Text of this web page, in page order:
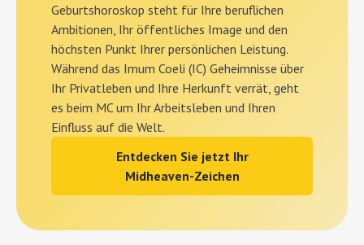
Geburtshoroskop steht für Ihre beruflichen
Ambitionen, Ihr öffentliches Image und den
höchsten Punkt Ihrer persönlichen Leistung.
Während das Imum Coeli (IC) Geheimnisse über
Ihr Privatleben und Ihre Herkunft verrät, geht
es beim MC um Ihr Arbeitsleben und Ihren
Einfluss auf die Welt.
Entdecken Sie jetzt Ihr
Midheaven-Zeichen